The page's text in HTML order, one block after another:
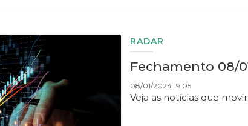
RADAR
Fechamento 08/
08/01/2024 19:05
Veja as notícias que